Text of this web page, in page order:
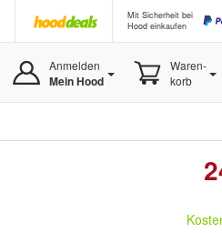
Mit Sicherheit bei
Hood einkaufen
Anmelden
Mein Hood
Waren-
korb